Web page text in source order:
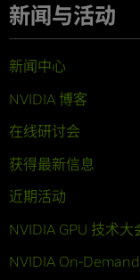
新闻与活动
新闻中心
NVIDIA 博客
在线研讨会
获得最新信息
近期活动
NVIDIA GPU 技术大
NVIDIA On-Demand